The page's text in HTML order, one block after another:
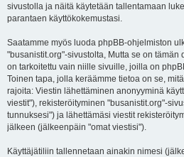
sivustolla ja näitä käytetään tallentamaan
parantaen käyttökokemustasi.
Saatamme myös luoda phpBB-ohjelmiston
"busanistit.org"-sivustolta, Mutta se on
on tarkoitettu vain niille sivuille, joilla on
Toinen tapa, jolla keräämme tietoa on se,
rajoita: Viestin lähettäminen anonyyminä
viestit"), rekisteröityminen "busanistit.org"-
tunnuksesi") ja lähettämäsi viestit
jälkeen (jälkeenpäin "omat viestisi").
Käyttäjätiliin tallennetaan ainakin nimesi